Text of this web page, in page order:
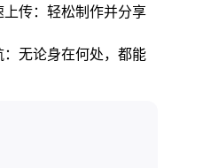
传：轻松制作并分享
：无论身在何处，都能